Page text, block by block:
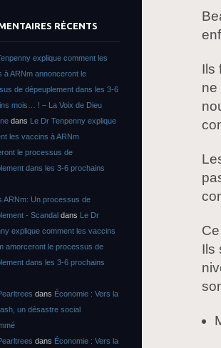
Ils
ne
Ils
RÉCENTS
explique comment les
à ARNm annonceront le
de dépeuplement dans les 3-6
mois… ! – La Voix de Dieu
dans Le Dr Tenpenny explique
les vaccins à ARNm
le processus de
dans les 3-6 prochains
ARNm: Un processus de
- Scandal dans Le Dr
explique comment les vaccins
amorceront le processus de
dans les 3-6 prochains
dans Économie : Vers la
un désastre social
dans Économie : Vers la